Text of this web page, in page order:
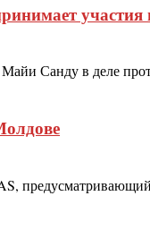
участия
Санду в деле